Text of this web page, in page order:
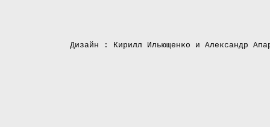
Дизайн : Кирилл Ильющенко и Александр